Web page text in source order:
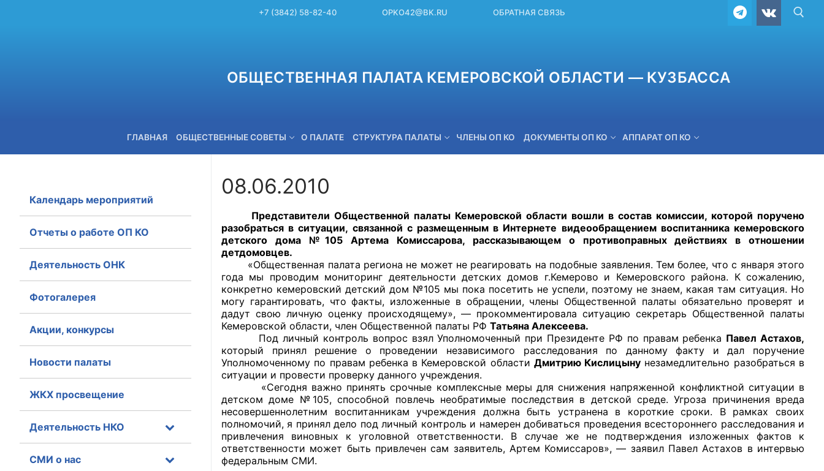
+7 (3842) 58-82-40 OPKO42@BK.RU ОБРАТНАЯ СВЯЗЬ
ОБЩЕСТВЕННАЯ ПАЛАТА КЕМЕРОВСКОЙ ОБЛАСТИ — КУЗБАССА
ГЛАВНАЯ ОБЩЕСТВЕННЫЕ СОВЕТЫ О ПАЛАТЕ СТРУКТУРА ПАЛАТЫ ЧЛЕНЫ ОП КО ДОКУМЕНТЫ ОП КО АППАРАТ ОП КО
+7 (3842) 58-82-40 OPKO42@BK.RU ОБРАТНАЯ СВЯЗЬ
Главная
Общественные советы
Общественные советы при территориальных органах федеральных органов
исполнительной власти
Общественные советы по проведению независимой оценки качества условий
оказания услуг
О Палате
Структура Палаты
08.06.2010
Представители Общественной палаты Кемеровской области вошли в состав комиссии, которой поручено
разобраться в ситуации, связанной с размещенным в Интернете видеообращением воспитанника кемеровского
детского дома №105 Артема Комиссарова, рассказывающем о противоправных действиях в отношении
детдомовцев.
«Общественная палата региона не может не реагировать на подобные заявления. Тем более, что с января этого
года мы проводим мониторинг деятельности детских домов г.Кемерово и Кемеровского района. К сожалению,
конкретно кемеровский детский дом №105 мы пока посетить не успели, поэтому не знаем, какая там ситуация. Но
могу гарантировать, что факты, изложенные в обращении, члены Общественной палаты обязательно проверят и
дадут свою личную оценку происходящему», — прокомментировала ситуацию секретарь Общественной палаты
Кемеровской области, член Общественной палаты РФ Татьяна Алексеева.
Под личный контроль вопрос взял Уполномоченный при Президенте РФ по правам ребенка Павел Астахов,
который принял решение о проведении независимого расследования по данному факту и дал поручение
Уполномоченному по правам ребенка в Кемеровской области Дмитрию Кислицыну незамедлительно разобраться в
ситуации и провести проверку данного учреждения.
«Сегодня важно принять срочные комплексные меры для снижения напряженной конфликтной ситуации в
детском доме №105, способной повлечь необратимые последствия в детской среде. Угроза причинения вреда
несовершеннолетним воспитанникам учреждения должна быть устранена в короткие сроки. В рамках своих
полномочий, я принял дело под личный контроль и намерен добиваться проведения всестороннего расследования и
привлечения виновных к уголовной ответственности. В случае же не подтверждения изложенных фактов к
ответственности может быть привлечен сам заявитель, Артем Комиссаров», — заявил Павел Астахов в интервью
федеральным СМИ.
Календарь мероприятий
Отчеты о работе ОП КО
Деятельность ОНК
Фотогалерея
Акции, конкурсы
Новости палаты
ЖКХ просвещение
Деятельность НКО
СМИ о нас